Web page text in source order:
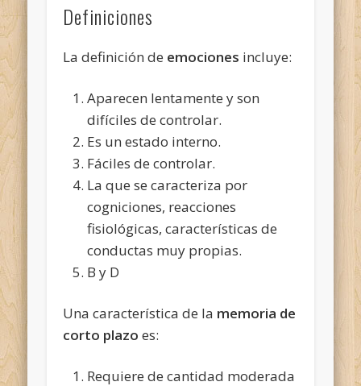
Definiciones
La definición de emociones incluye:
Aparecen lentamente y son
difíciles de controlar.
Es un estado interno.
Fáciles de controlar.
La que se caracteriza por
cogniciones, reacciones
fisiológicas, características de
conductas muy propias.
B y D
Una característica de la memoria de
corto plazo es:
Requiere de cantidad moderada